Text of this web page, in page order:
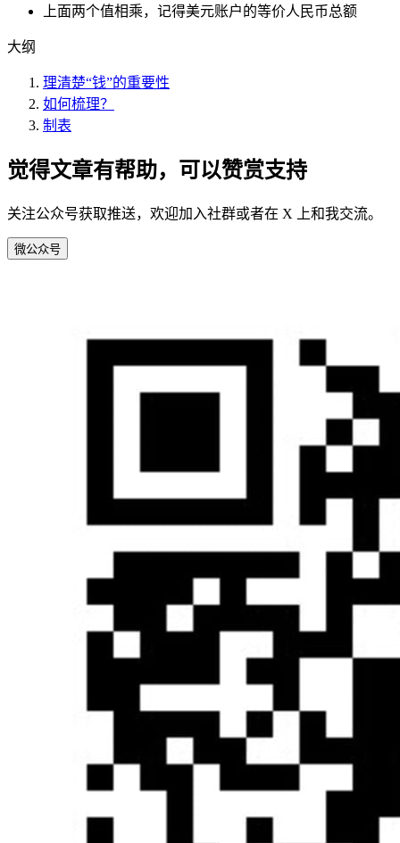
上面两个值相乘，记得美元账户的等价人民币总额
大纲
理清楚“钱”的重要性
如何梳理？
制表
觉得文章有帮助，可以赞赏支持
关注公众号获取推送，欢迎加入社群或者在 X 上和我交流。
微公众号